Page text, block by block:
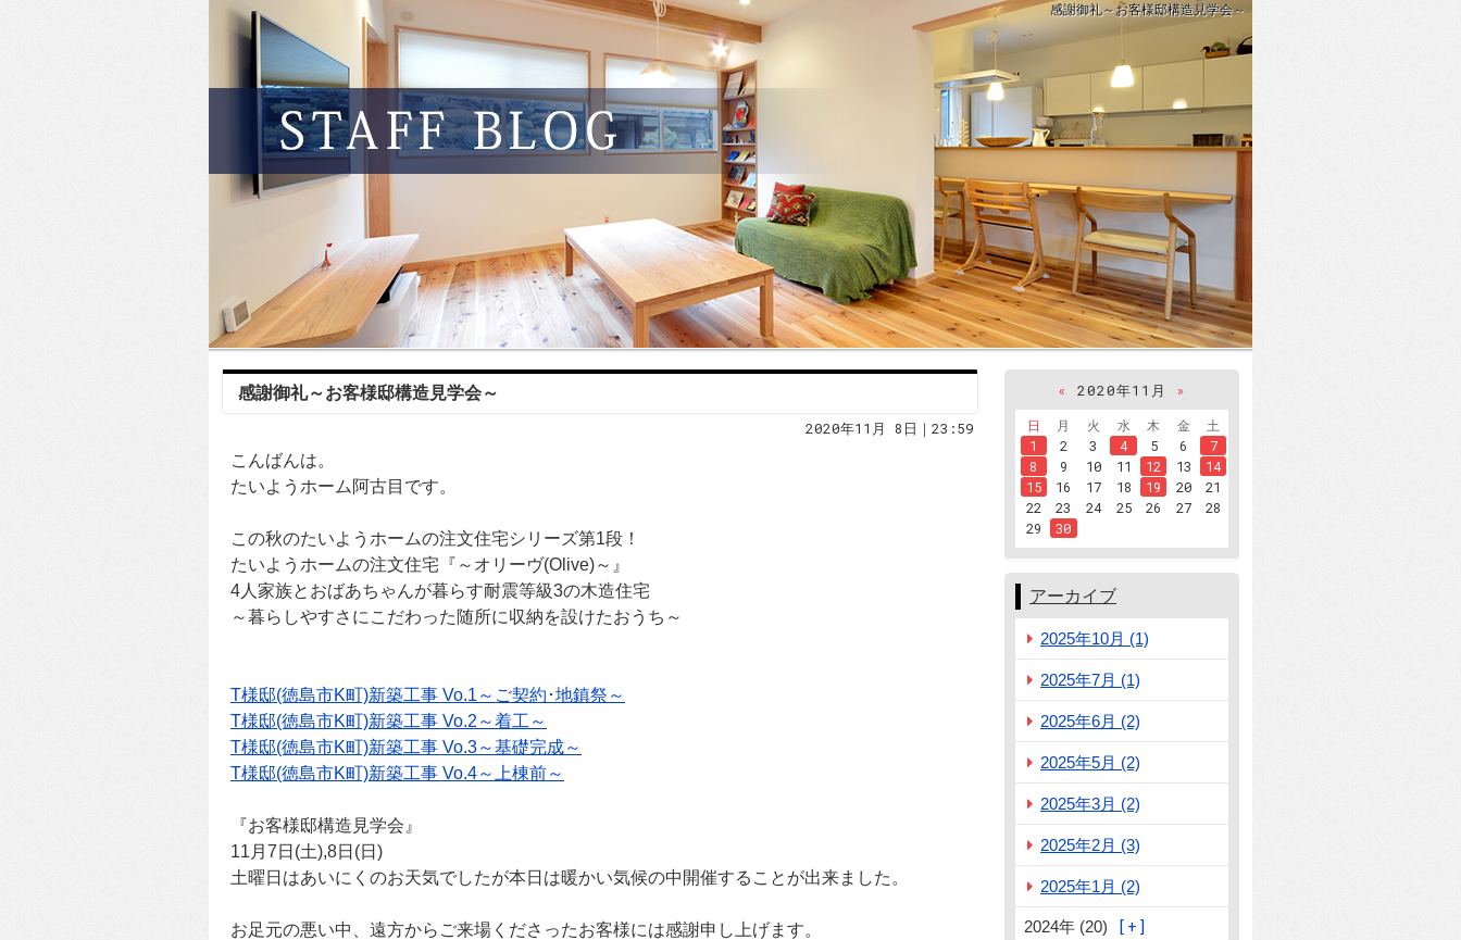
感謝御礼～お客様邸構造見学会～
感謝御礼～お客様邸構造見学会～
2020年11月 8日｜23:59
こんばんは。
たいようホーム阿古目です。
この秋のたいようホームの注文住宅シリーズ第1段！
たいようホームの注文住宅『～オリーヴ(Olive)～』
4人家族とおばあちゃんが暮らす耐震等級3の木造住宅
～暮らしやすさにこだわった随所に収納を設けたおうち～
T様邸(徳島市K町)新築工事 Vo.1～ご契約･地鎮祭～
T様邸(徳島市K町)新築工事 Vo.2～着工～
T様邸(徳島市K町)新築工事 Vo.3～基礎完成～
T様邸(徳島市K町)新築工事 Vo.4～上棟前～
『お客様邸構造見学会』
11月7日(土),8日(日)
土曜日はあいにくのお天気でしたが本日は暖かい気候の中開催することが出来ました。
お足元の悪い中、遠方からご来場くださったお客様には感謝申し上げます。
« 2020年11月
»
日
月 火 水 木 金
土
1
2 3 4 5 6
7
8
9 10 11 12 13
14
15
16 17 18 19 20
21
22
23 24 25 26 27
28
29
30
アーカイブ
2025年10月 (1)
2025年7月 (1)
2025年6月 (2)
2025年5月 (2)
2025年3月 (2)
2025年2月 (3)
2025年1月 (2)
2024年 (20)